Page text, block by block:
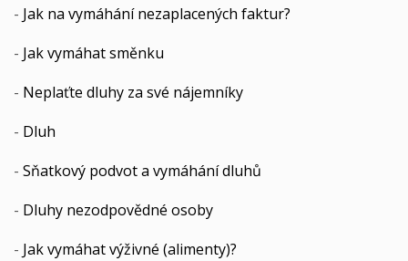
- Jak na vymáhání nezaplacených faktur?
- Jak vymáhat směnku
- Neplaťte dluhy za své nájemníky
- Dluh
- Sňatkový podvot a vymáhání dluhů
- Dluhy nezodpovědné osoby
- Jak vymáhat výživné (alimenty)?